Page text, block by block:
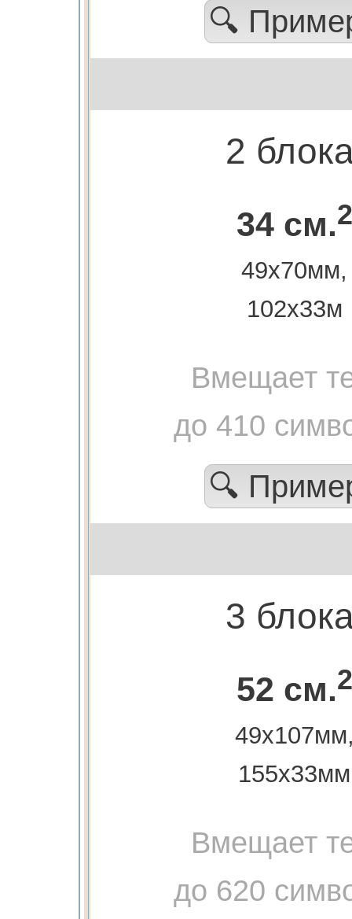
🔍
2
34 см.2
49х70мм,
102х33м
Вмещает
до 410
🔍
3
52 см.2
155х33мм
Вмещает
до 620